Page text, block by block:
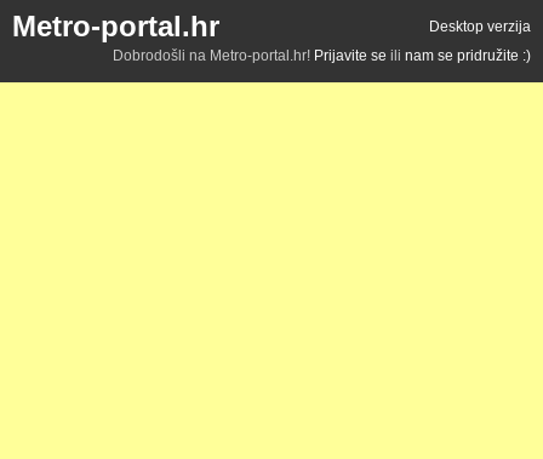
Metro-portal.hr
Desktop verzija
Dobrodošli na Metro-portal.hr! Prijavite se ili nam se pridružite :)